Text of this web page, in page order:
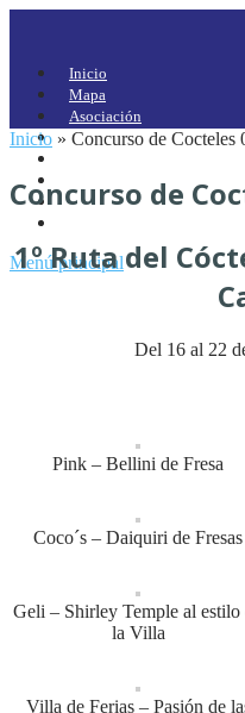
Inicio
Mapa
Asociación
Asociados
Noticias
Menú principal
Inicio » Concurso de Cocteles
Concurso de
1º Ruta del
Del 16 al 22
Pink – Bellini de Fresa
Coco´s – Daiquiri de Fresas
Geli – Shirley Temple al estilo
la Villa
Villa de Ferias – Pasión de